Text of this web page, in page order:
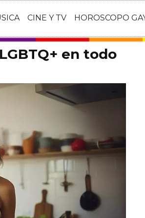
CINE Y TV HOROSCOPO
en todo